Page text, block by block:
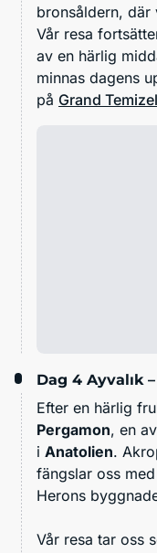
bronsåldern, där
Vår resa
av en härlig
minnas dagens
på Grand
Dag 4 Ayvalık
Efter en härlig
Pergamon, en
i Anatolien.
fängslar oss
Herons
Vår resa tar oss